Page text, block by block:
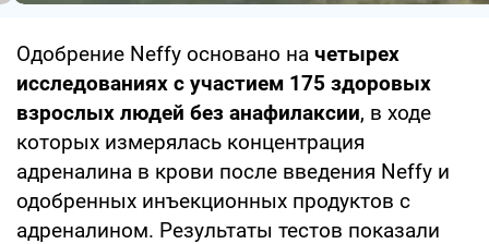
Одобрение Neffy основано на четырех
исследованиях с участием 175 здоровых
взрослых людей без анафилаксии, в ходе
которых измерялась концентрация
адреналина в крови после введения Neffy и
одобренных инъекционных продуктов с
адреналином. Результаты тестов показали